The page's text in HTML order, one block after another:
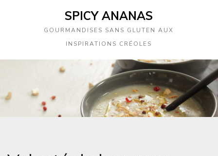
SPICY ANANAS
GOURMANDISES SANS GLUTEN AUX
INSPIRATIONS CRÉOLES